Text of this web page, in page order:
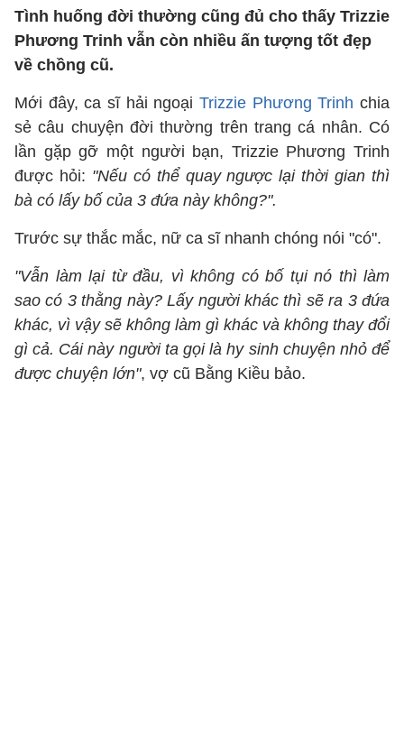
Tình huống đời thường cũng đủ cho thấy Trizzie
Phương Trinh vẫn còn nhiều ấn tượng tốt đẹp
về chồng cũ.
Mới đây, ca sĩ hải ngoại Trizzie Phương Trinh chia
sẻ câu chuyện đời thường trên trang cá nhân. Có
lần gặp gỡ một người bạn, Trizzie Phương Trinh
được hỏi: "Nếu có thể quay ngược lại thời gian thì
bà có lấy bố của 3 đứa này không?".
Trước sự thắc mắc, nữ ca sĩ nhanh chóng nói "có".
"Vẫn làm lại từ đầu, vì không có bố tụi nó thì làm
sao có 3 thằng này? Lấy người khác thì sẽ ra 3 đứa
khác, vì vậy sẽ không làm gì khác và không thay đổi
gì cả. Cái này người ta gọi là hy sinh chuyện nhỏ để
được chuyện lớn", vợ cũ Bằng Kiều bảo.